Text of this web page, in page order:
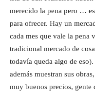
merecido la pena pero …
para ofrecer. Hay un
cada mes que vale la pena
tradicional mercado de
todavía queda algo de
además muestran sus
muy buenos precios, gente